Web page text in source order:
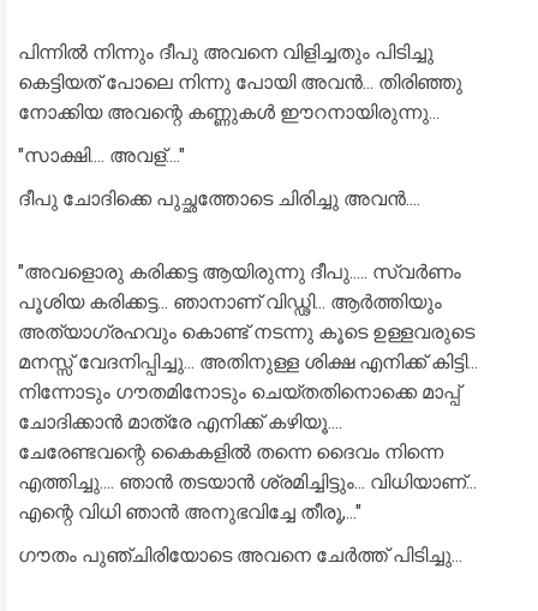
പിന്നിൽ നിന്നും ദീപു അവനെ വിളിച്ചതും പിടിച്ചു
കെട്ടിയത് പോലെ നിന്നു പോയി അവൻ... തിരിഞ്ഞു
നോക്കിയ അവന്റെ കണ്ണുകൾ ഈറനായിരുന്നു...
"സാക്ഷി.... അവള്...."
ദീപു ചോദിക്കെ പുച്ഛത്തോടെ ചിരിച്ചു അവൻ....
"അവളൊരു കരിക്കട്ട ആയിരുന്നു ദീപു..... സ്വർണം
പൂശിയ കരിക്കട്ട... ഞാനാണ് വിഡ്ഢി... ആർത്തിയും
അത്യാഗ്രഹവും കൊണ്ട് നടന്നു കൂടെ ഉള്ളവരുടെ
മനസ്സ് വേദനിപ്പിച്ചു... അതിനുള്ള ശിക്ഷ എനിക്ക് കിട്ടി...
നിന്നോടും ഗൗതമിനോടും ചെയ്തതിനൊക്കെ മാപ്പ്
ചോദിക്കാൻ മാത്രേ എനിക്ക് കഴിയൂ....
ചേരേണ്ടവന്റെ കൈകളിൽ തന്നെ ദൈവം നിന്നെ
എത്തിച്ചു.... ഞാൻ തടയാൻ ശ്രമിച്ചിട്ടും... വിധിയാണ്...
എന്റെ വിധി ഞാൻ അനുഭവിച്ചേ തീരൂ,..."
ഗൗതം പുഞ്ചിരിയോടെ അവനെ ചേർത്ത് പിടിച്ചു...